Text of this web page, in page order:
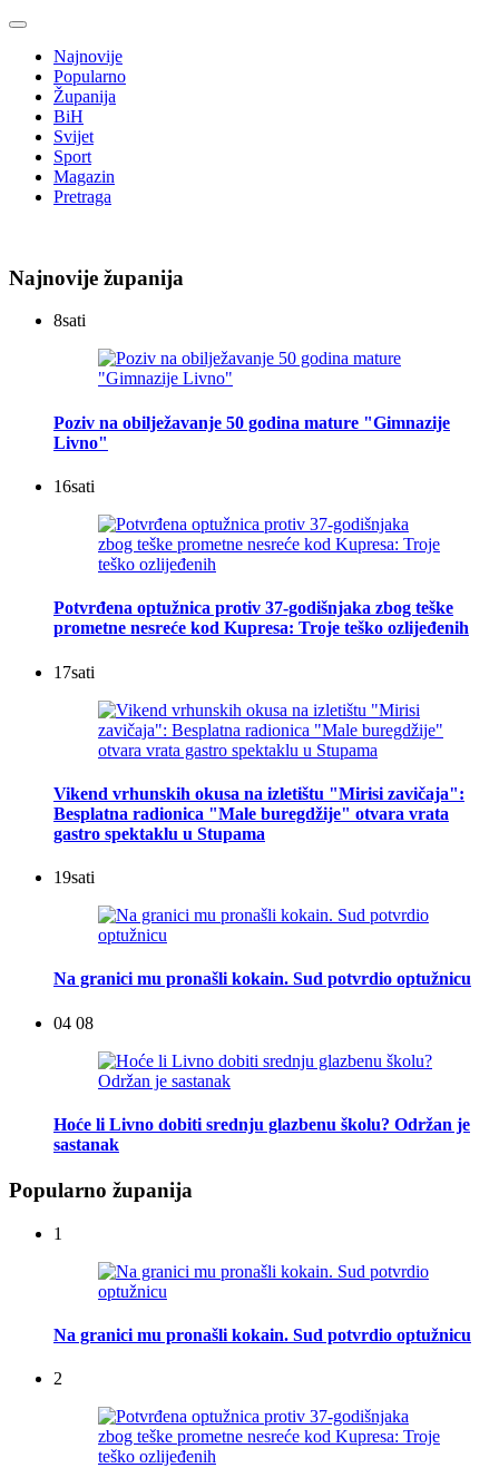
Najnovije
Popularno
Županija
BiH
Svijet
Sport
Magazin
Pretraga
Najnovije županija
8sati
Poziv na obilježavanje 50 godina mature "Gimnazije
Livno"
16sati
Potvrđena optužnica protiv 37-godišnjaka zbog teške
prometne nesreće kod Kupresa: Troje teško ozlijeđenih
17sati
Vikend vrhunskih okusa na izletištu "Mirisi zavičaja":
Besplatna radionica "Male buregdžije" otvara vrata
gastro spektaklu u Stupama
19sati
Na granici mu pronašli kokain. Sud potvrdio optužnicu
04 08
Hoće li Livno dobiti srednju glazbenu školu? Održan je
sastanak
Popularno županija
1
Na granici mu pronašli kokain. Sud potvrdio optužnicu
2